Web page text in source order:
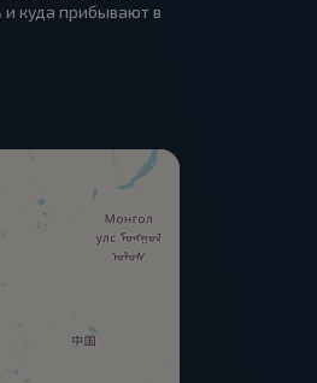
и куда прибывают в